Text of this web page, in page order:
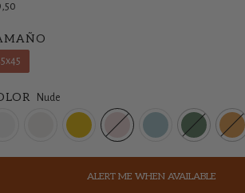
Nude
ALERT ME WHEN AVAILABLE